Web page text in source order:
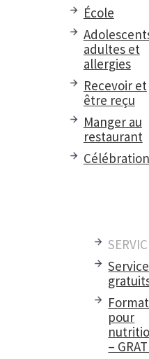
École
adultes et
allergies
Recevoir et
être reçu
Manger au
restaurant
pour
–